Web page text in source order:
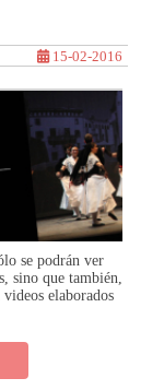
15-02-2016
se podrán ver
sino que también,
elaborados